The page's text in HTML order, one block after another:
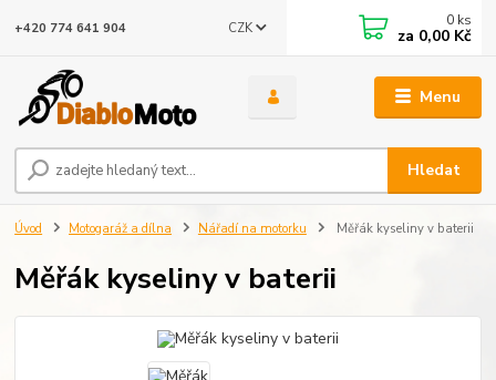
Menu
CZK
Hledat
+420 774 641 904 0 ks
za 0,00 Kč
Úvod Motogaráž a dílna Nářadí na motorku Měřák kyseliny v baterii
Měřák kyseliny v baterii